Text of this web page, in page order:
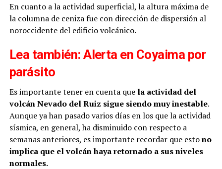
En cuanto a la actividad superficial, la altura máxima de
la columna de ceniza fue con dirección de dispersión al
noroccidente del edificio volcánico.
Lea también:Alerta en Coyaima por
parásito
Es importante tener en cuenta que la actividad del
volcán Nevado del Ruiz sigue siendo muy inestable.
Aunque ya han pasado varios días en los que la actividad
sísmica, en general, ha disminuido con respecto a
semanas anteriores, es importante recordar que estono
implica que el volcán haya retornado a sus niveles
normales.